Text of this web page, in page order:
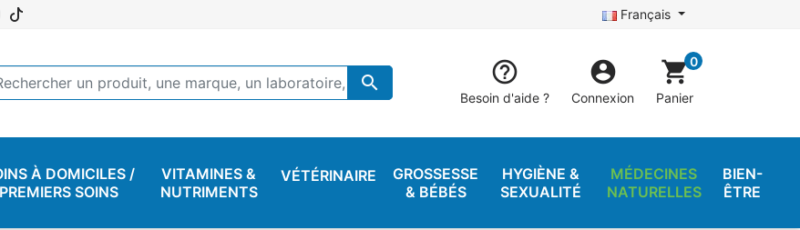
Français
 
Besoin d'aide ?

Connexion
shopping_cart0
Panier
À DOMICILES /
PREMIERS SOINS
VITAMINES &
NUTRIMENTS
VÉTÉRINAIRE
GROSSESSE
& BÉBÉS
HYGIÈNE &
SEXUALITÉ
MÉDECINES
NATURELLES
BIEN-
ÊTRE